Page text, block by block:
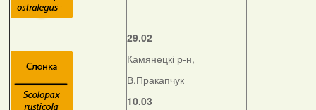
29.02
Камянецкі р-н,
В.Пракапчук
10.03